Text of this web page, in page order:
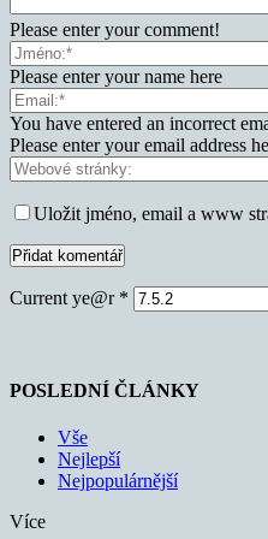
Please enter your comment!
Please enter your name here
You have entered an incorrect
Please enter your email address
Uložit jméno, email a www
Current ye@r *
POSLEDNÍ ČLÁNKY
Vše
Nejlepší
Nejpopulárnější
Více